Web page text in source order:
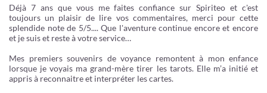
Déjà 7 ans que vous me faites confiance sur Spiriteo et c'est
toujours un plaisir de lire vos commentaires, merci pour cette
splendide note de 5/5.... Que l'aventure continue encore et encore
et je suis et reste à votre service…
Mes premiers souvenirs de voyance remontent à mon enfance
lorsque je voyais ma grand-mère tirer les tarots. Elle m’a initié et
appris à reconnaitre et interpréter les cartes.